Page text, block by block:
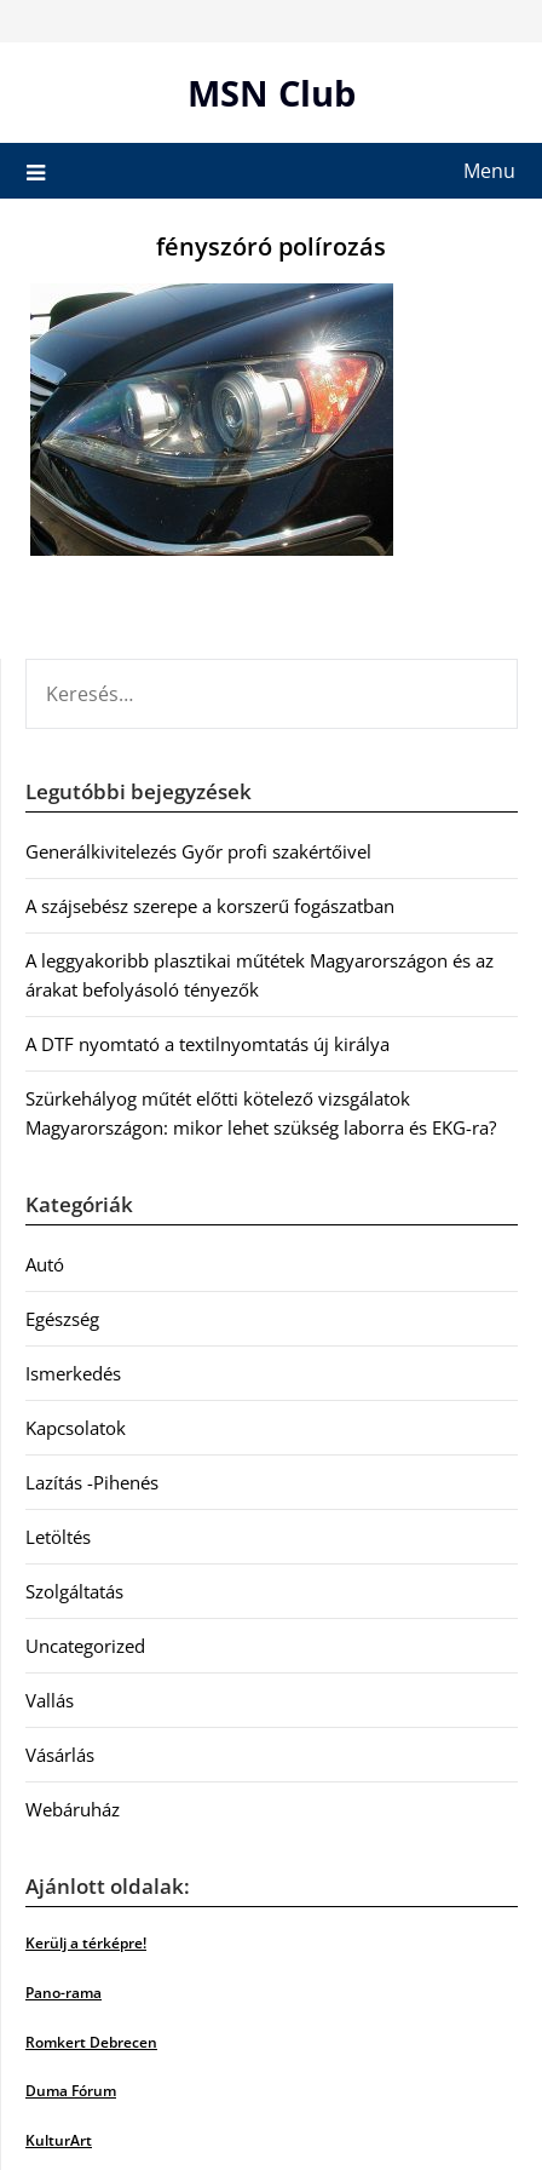
MSN Club
Menu
fényszóró polírozás
Legutóbbi bejegyzések
Generálkivitelezés Győr profi szakértőivel
A szájsebész szerepe a korszerű fogászatban
A leggyakoribb plasztikai műtétek Magyarországon és az
árakat befolyásoló tényezők
A DTF nyomtató a textilnyomtatás új királya
Szürkehályog műtét előtti kötelező vizsgálatok
Magyarországon: mikor lehet szükség laborra és EKG-ra?
Kategóriák
Autó
Egészség
Ismerkedés
Kapcsolatok
Lazítás -Pihenés
Letöltés
Szolgáltatás
Uncategorized
Vallás
Vásárlás
Webáruház
Ajánlott oldalak:
Kerülj a térképre!
Pano-rama
Romkert Debrecen
Duma Fórum
KulturArt